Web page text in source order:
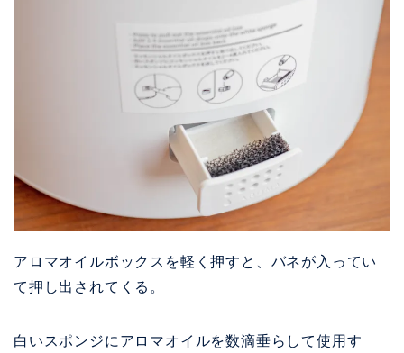
アロマオイルボックスを軽く押すと、バネが入ってい
て押し出されてくる。
白いスポンジにアロマオイルを数滴垂らして使用す